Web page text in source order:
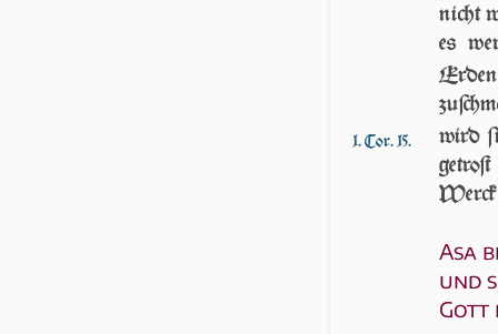
1. Cor. 15.
nicht
es
wird
Werck
Asa
und
Gott